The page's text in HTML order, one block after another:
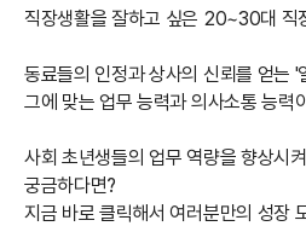
직장생활을 잘하고 싶은 20~30대 직
동료들의 인정과 상사의 신뢰를 얻는 '
그에 맞는 업무 능력과 의사소통 능력
사회 초년생들의 업무 역량을 향상시
궁금하다면?
지금 바로 클릭해서 여러분만의 성장